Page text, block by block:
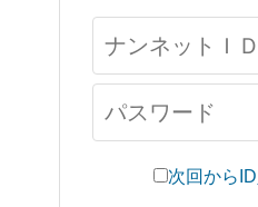
次回から